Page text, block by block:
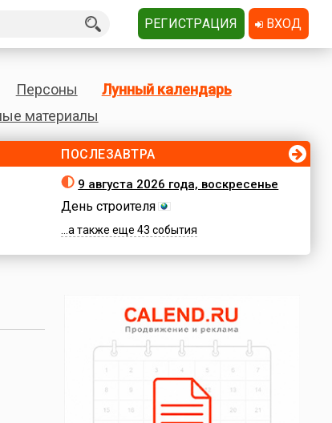
Персоны
Лунный календарь
материалы
ПОСЛЕЗАВТРА
9 августа 2026 года, воскресенье
День строителя
...а также еще 43 события
РЕГИСТРАЦИЯ ВХОД